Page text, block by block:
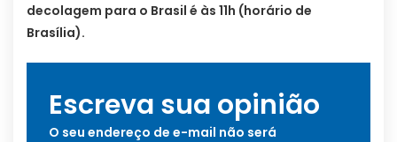
decolagem para o Brasil é às 11h (horário de
Brasília).
Escreva sua opinião
O seu endereço de e-mail não será